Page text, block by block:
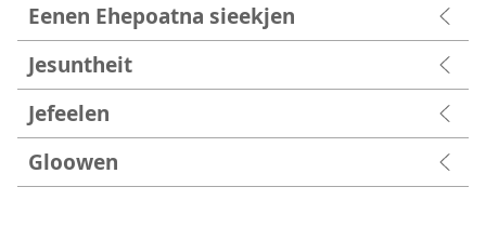
Eenen Ehepoatna sieekjen
Jesuntheit
Jefeelen
Gloowen